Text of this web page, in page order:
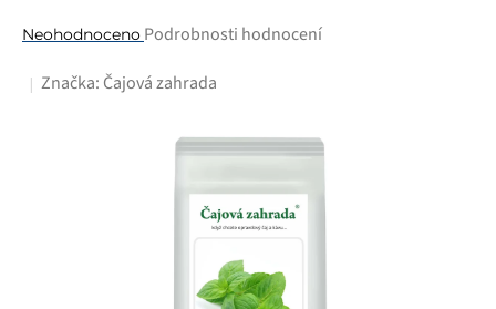
Průměrné
produktu
Neohodnoceno Podrobnosti hodnocení
Značka: Čajová zahrada